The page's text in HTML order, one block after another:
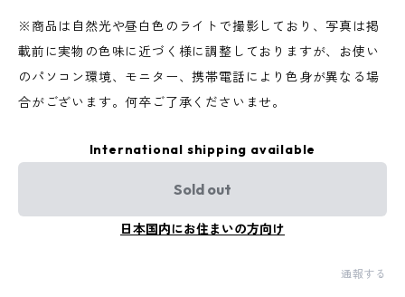
※商品は自然光や昼白色のライトで撮影しており、写真は掲
載前に実物の色味に近づく様に調整しておりますが、お使い
のパソコン環境、モニター、携帯電話により色身が異なる場
合がございます。何卒ご了承くださいませ。
International shipping available
Sold out
日本国内にお住まいの方向け
通報する